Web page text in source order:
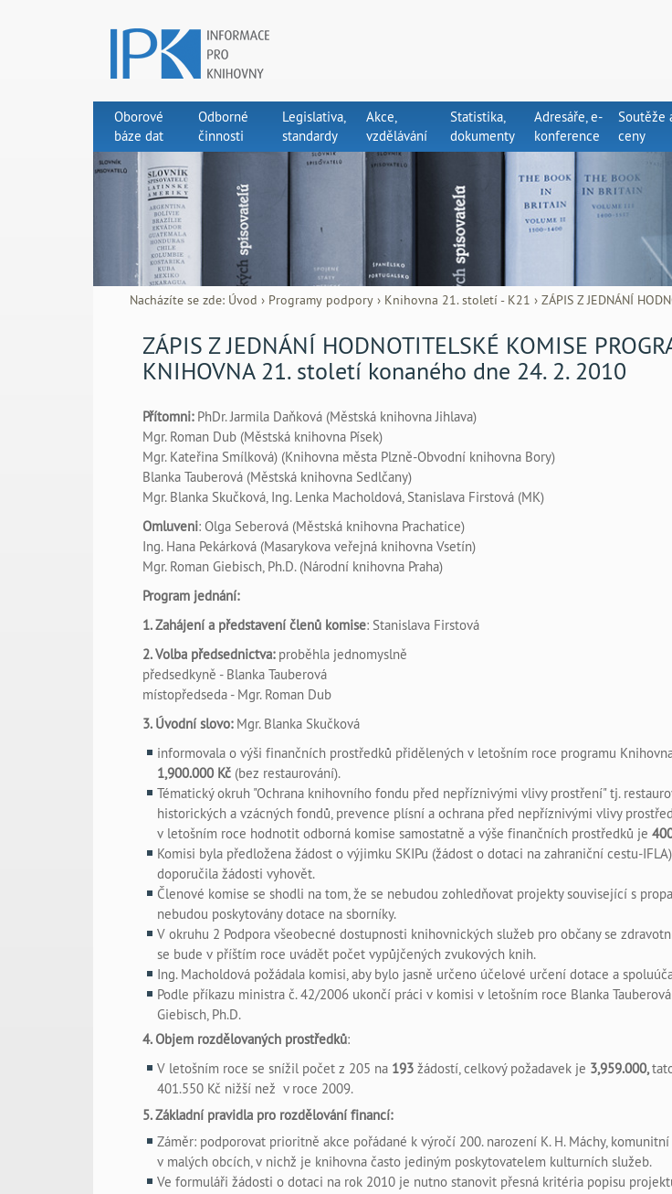
Oborové
báze dat
Odborné
činnosti
Legislativa,
standardy
Akce,
vzdělávání
Statistika,
dokumenty
Adresáře, e-
konference
Soutěže
ceny
Nacházíte se zde: Úvod › Programy podpory › Knihovna 21. století - K21 ›ZÁPIS Z JEDNÁNÍ
ZÁPIS Z JEDNÁNÍ HODNOTITELSKÉ KOMISE
KNIHOVNA 21. století konaného dne 24. 2. 2010
Přítomni: PhDr. Jarmila Daňková (Městská knihovna Jihlava)
Mgr. Roman Dub (Městská knihovna Písek)
Mgr. Kateřina Smílková) (Knihovna města Plzně-Obvodní knihovna Bory)
Blanka Tauberová (Městská knihovna Sedlčany)
Mgr. Blanka Skučková, Ing. Lenka Macholdová, Stanislava Firstová (MK)
Omluveni: Olga Seberová (Městská knihovna Prachatice)
Ing. Hana Pekárková (Masarykova veřejná knihovna Vsetín)
Mgr. Roman Giebisch, Ph.D. (Národní knihovna Praha)
Program jednání:
1. Zahájení a představení členů komise: Stanislava Firstová
2. Volba předsednictva:proběhla jednomyslně
předsedkyně - Blanka Tauberová
místopředseda - Mgr. Roman Dub
3. Úvodní slovo:Mgr. Blanka Skučková
informovala o výši finančních prostředků přidělených v letošním roce programu
1,900.000 Kč (bez restaurování).
Tématický okruh "Ochrana knihovního fondu před nepříznivými vlivy prostření" tj.
historických a vzácných fondů, prevence plísní a ochrana před nepříznivými vlivy
v letošním roce hodnotit odborná komise samostatně a výše finančních prostředků je
Komisi byla předložena žádost o výjimku SKIPu (žádost o dotaci na zahraniční cestu-
doporučila žádosti vyhovět.
Členové komise se shodli na tom, že se nebudou zohledňovat projekty související s
nebudou poskytovány dotace na sborníky.
V okruhu 2 Podpora všeobecné dostupnosti knihovnických služeb pro občany se
se bude v příštím roce uvádět počet vypůjčených zvukových knih.
Ing. Macholdová požádala komisi, aby bylo jasně určeno účelové určení dotace a
Podle příkazu ministra č. 42/2006 ukončí práci v komisi v letošním roce Blanka Tauberová
Giebisch, Ph.D.
4. Objem rozdělovaných prostředků:
V letošním roce se snížil počet z 205 na 193žádostí, celkový požadavek je 3,959.000,
401.550 Kč nižší než v roce 2009.
5. Základní pravidla pro rozdělování financí:
Záměr: podporovat prioritně akce pořádané k výročí 200. narození K. H. Máchy,
v malých obcích, v nichž je knihovna často jediným poskytovatelem kulturních služeb.
Ve formuláři žádosti o dotaci na rok 2010 je nutno stanovit přesná kritéria popisu